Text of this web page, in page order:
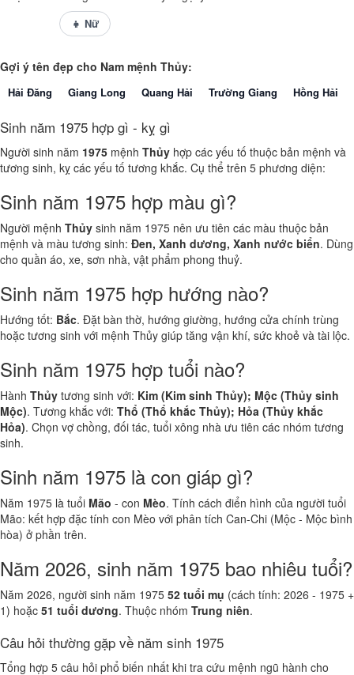
👧 Nữ
Gợi ý tên đẹp cho Nam mệnh Thủy:
Hải Đăng Giang Long Quang Hải Trường Giang Hồng Hải
Sinh năm 1975 hợp gì - kỵ gì
Người sinh năm 1975 mệnh Thủy hợp các yếu tố thuộc bản mệnh và
tương sinh, kỵ các yếu tố tương khắc. Cụ thể trên 5 phương diện:
Sinh năm 1975 hợp màu gì?
Người mệnh Thủy sinh năm 1975 nên ưu tiên các màu thuộc bản
mệnh và màu tương sinh: Đen, Xanh dương, Xanh nước biển. Dùng
cho quần áo, xe, sơn nhà, vật phẩm phong thuỷ.
Sinh năm 1975 hợp hướng nào?
Hướng tốt: Bắc. Đặt bàn thờ, hướng giường, hướng cửa chính trùng
hoặc tương sinh với mệnh Thủy giúp tăng vận khí, sức khoẻ và tài lộc.
Sinh năm 1975 hợp tuổi nào?
Hành Thủy tương sinh với: Kim (Kim sinh Thủy); Mộc (Thủy sinh
Mộc). Tương khắc với: Thổ (Thổ khắc Thủy); Hỏa (Thủy khắc
Hỏa). Chọn vợ chồng, đối tác, tuổi xông nhà ưu tiên các nhóm tương
sinh.
Sinh năm 1975 là con giáp gì?
Năm 1975 là tuổi Mão - con Mèo. Tính cách điển hình của người tuổi
Mão: kết hợp đặc tính con Mèo với phân tích Can-Chi (Mộc - Mộc bình
hòa) ở phần trên.
Năm 2026, sinh năm 1975 bao nhiêu tuổi?
Năm 2026, người sinh năm 1975 52 tuổi mụ (cách tính: 2026 - 1975 +
1) hoặc 51 tuổi dương. Thuộc nhóm Trung niên.
Câu hỏi thường gặp về năm sinh 1975
Tổng hợp 5 câu hỏi phổ biến nhất khi tra cứu mệnh ngũ hành cho